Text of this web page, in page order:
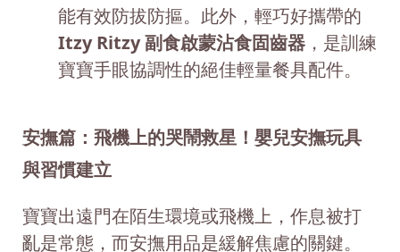
能有效防拔防摳。此外，輕巧好攜帶的
Itzy Ritzy 副食啟蒙沾食固齒器 ，是訓練
寶寶手眼協調性的絕佳輕量餐具配件。
安撫篇：飛機上的哭鬧救星！嬰兒安撫玩具
與習慣建立
寶寶出遠門在陌生環境或飛機上，作息被打
亂是常態，而安撫用品是緩解焦慮的關鍵。